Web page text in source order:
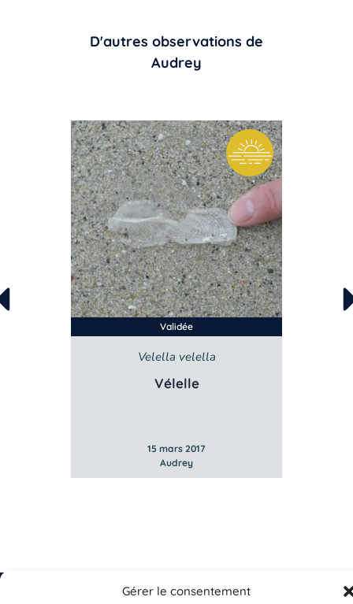
Gérer le consentement
D'autres observations de
Audrey
Validée
Velella velella
Vélelle
15 mars 2017
Audrey